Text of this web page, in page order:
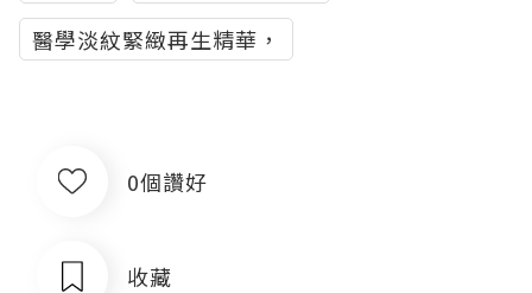
醫學淡紋緊緻再生精華，
0個讚好
收藏